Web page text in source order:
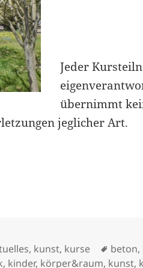
Jeder
übernimmt
jeglicher Art.
, kunst, kurse beton,
, kinder, körper&raum, kunst,